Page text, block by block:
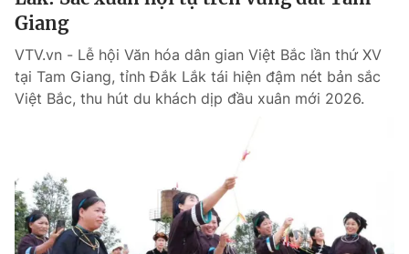
Liên hệ tòa soạn
THỜI BÁO VTV
Cơ quan chủ quản:
Đài Truyền hình Việt Nam
Cơ quan báo chí:Thời báo VTV
Giang
VTV.vn - Lễ hội Văn hóa dân gian Việt Bắc lần thứ XV
tại Tam Giang, tỉnh Đắk Lắk tái hiện đậm nét bản sắc
Việt Bắc, thu hút du khách dịp đầu xuân mới 2026.